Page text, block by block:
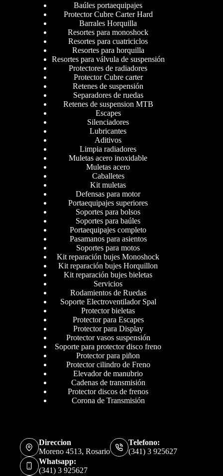
Baúles portaequipajes
Protector Cubre Carter Hard
Barrales Horquilla
Resortes para monoshock
Resortes para cuatriciclos
Resortes para horquilla
Resortes para válvula de suspensión
Protectores de radiadores
Protector Cubre carter
Retenes de suspensión
Separadores de ruedas
Retenes de suspension MTB
Escapes
Silenciadores
Lubricantes
Aditivos
Limpia radiadores
Muletas acero inoxidable
Muletas acero
Caballetes
Kit muletas
Defensas para motor
Portaequipajes superiores
Soportes para bolsos
Soportes para baúles
Portaequipajes completo
Pasamanos para asientos
Soportes para motos
Kit reparación bujes Monoshock
Kit reparación bujes Horquillon
Kit reparación bujes bieletas
Servicios
Rodamientos de Ruedas
Soporte Electroventilador Spal
Protector bieletas
Protector para Escapes
Protector para Display
Protector vasos suspensión
Soporte para protector disco freno
Protector para piñon
Protector cilindro de Freno
Elevador de manubrio
Cadenas de transmisión
Protector discos de frenos
Corona de Transmisión
Direccion
Moreno 4513, Rosario
Telefono:
(341) 3 925627
Whatsapp:
(341) 3 925627